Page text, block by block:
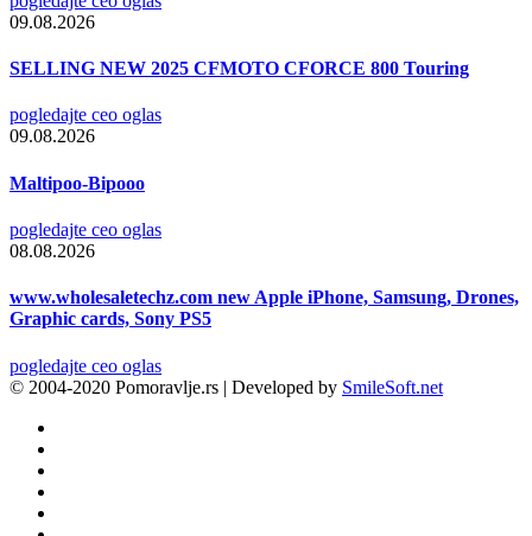
09.08.2026
SELLING NEW 2025 CFMOTO CFORCE 800 Touring
pogledajte ceo oglas
09.08.2026
Maltipoo-Bipooo
pogledajte ceo oglas
08.08.2026
www.wholesaletechz.com new Apple iPhone, Samsung, Drones,
Graphic cards, Sony PS5
pogledajte ceo oglas
© 2004-2020 Pomoravlje.rs | Developed by SmileSoft.net